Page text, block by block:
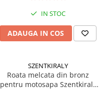
IN STOC
ADAUGA IN COS
SZENTKIRALY
Roata melcata din bronz
pentru motosapa Szentkiraly